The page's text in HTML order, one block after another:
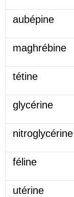
aubépine
maghrébine
tétine
glycérine
nitroglycérine
féline
utérine